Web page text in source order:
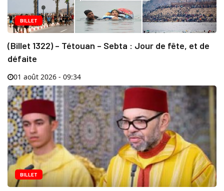
BILLET
(Billet 1322) – Tétouan – Sebta : Jour de fête, et de
défaite
01 août 2026 - 09:34
BILLET